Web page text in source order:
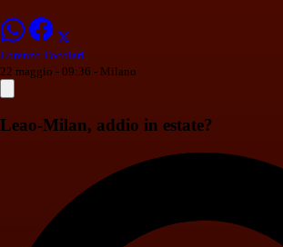
Lorenzo Focolari
22 maggio - 09:36 - Milano
Leao-Milan, addio in estate?